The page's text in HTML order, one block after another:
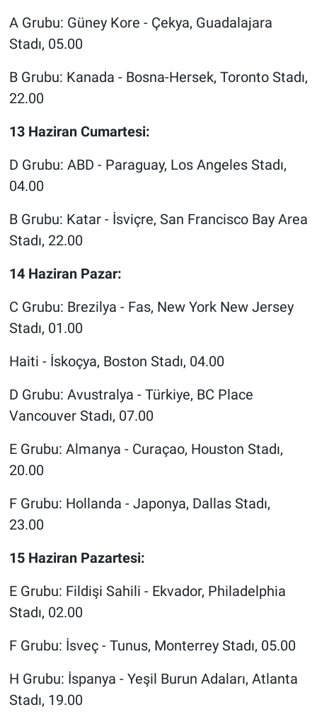
A Grubu: Güney Kore - Çekya, Guadalajara
Stadı, 05.00
B Grubu: Kanada - Bosna-Hersek, Toronto Stadı,
22.00
13 Haziran Cumartesi:
D Grubu: ABD - Paraguay, Los Angeles Stadı,
04.00
B Grubu: Katar - İsviçre, San Francisco Bay Area
Stadı, 22.00
14 Haziran Pazar:
C Grubu: Brezilya - Fas, New York New Jersey
Stadı, 01.00
Haiti - İskoçya, Boston Stadı, 04.00
D Grubu: Avustralya - Türkiye, BC Place
Vancouver Stadı, 07.00
E Grubu: Almanya - Curaçao, Houston Stadı,
20.00
F Grubu: Hollanda - Japonya, Dallas Stadı,
23.00
15 Haziran Pazartesi:
E Grubu: Fildişi Sahili - Ekvador, Philadelphia
Stadı, 02.00
F Grubu: İsveç - Tunus, Monterrey Stadı, 05.00
H Grubu: İspanya - Yeşil Burun Adaları, Atlanta
Stadı, 19.00